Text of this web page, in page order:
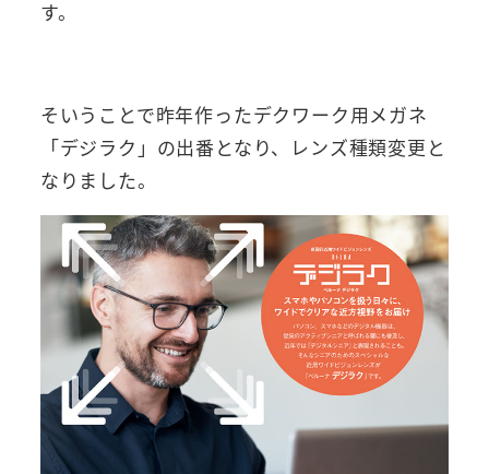
す。
そいうことで昨年作ったデクワーク用メガネ
「デジラク」の出番となり、レンズ種類変更と
なりました。